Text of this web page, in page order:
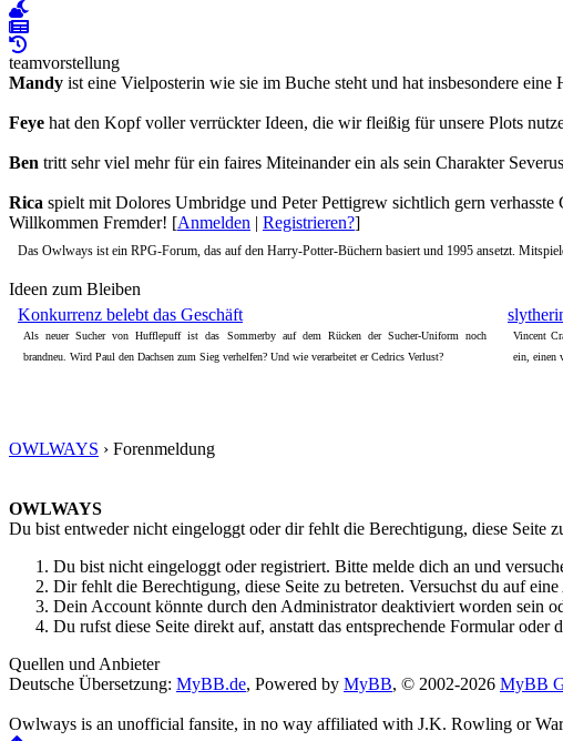
teamvorstellung
Mandy ist eine Vielposterin wie sie im Buche steht und hat insbesondere
Feye hat den Kopf voller verrückter Ideen, die wir fleißig für unsere Plots
Ben tritt sehr viel mehr für ein faires Miteinander ein als sein Charakter
Rica spielt mit Dolores Umbridge und Peter Pettigrew sichtlich gern
Willkommen Fremder! [Anmelden | Registrieren?]
Das Owlways ist ein RPG-Forum, das auf den Harry-Potter-Büchern basiert und 1995 ansetzt.
Ideen zum Bleiben
Konkurrenz belebt das Geschäft
Als neuer Sucher von Hufflepuff ist das Sommerby auf dem Rücken der Sucher-Uniform noch
brandneu. Wird Paul den Dachsen zum Sieg verhelfen? Und wie verarbeitet er Cedrics Verlust?
Vincent
ein, einen
OWLWAYS › Forenmeldung
OWLWAYS
Du bist entweder nicht eingeloggt oder dir fehlt die Berechtigung, diese Seite
Du bist nicht eingeloggt oder registriert. Bitte melde dich an und
Dir fehlt die Berechtigung, diese Seite zu betreten. Versuchst du auf
Dein Account könnte durch den Administrator deaktiviert worden sein
Du rufst diese Seite direkt auf, anstatt das entsprechende Formular oder
Quellen und Anbieter
Deutsche Übersetzung: MyBB.de, Powered by MyBB, © 2002-2026 MyBB
Owlways is an unofficial fansite, in no way affiliated with J.K. Rowling or